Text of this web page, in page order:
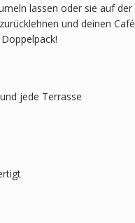
lassen oder sie auf
und deinen
jede Terrasse